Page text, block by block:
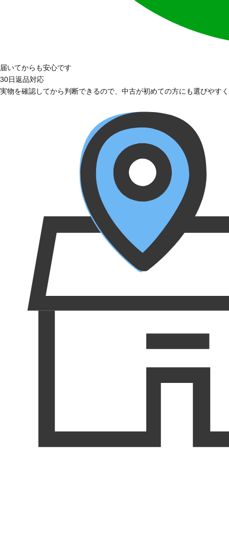
届いてからも安心です
30日返品対応
実物を確認してから判断できるので、中古が初めての方にも選びやす